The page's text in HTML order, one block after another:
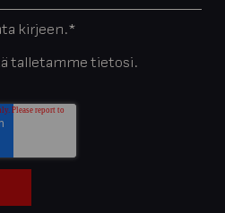
kirjeen.*
talletamme tietosi.